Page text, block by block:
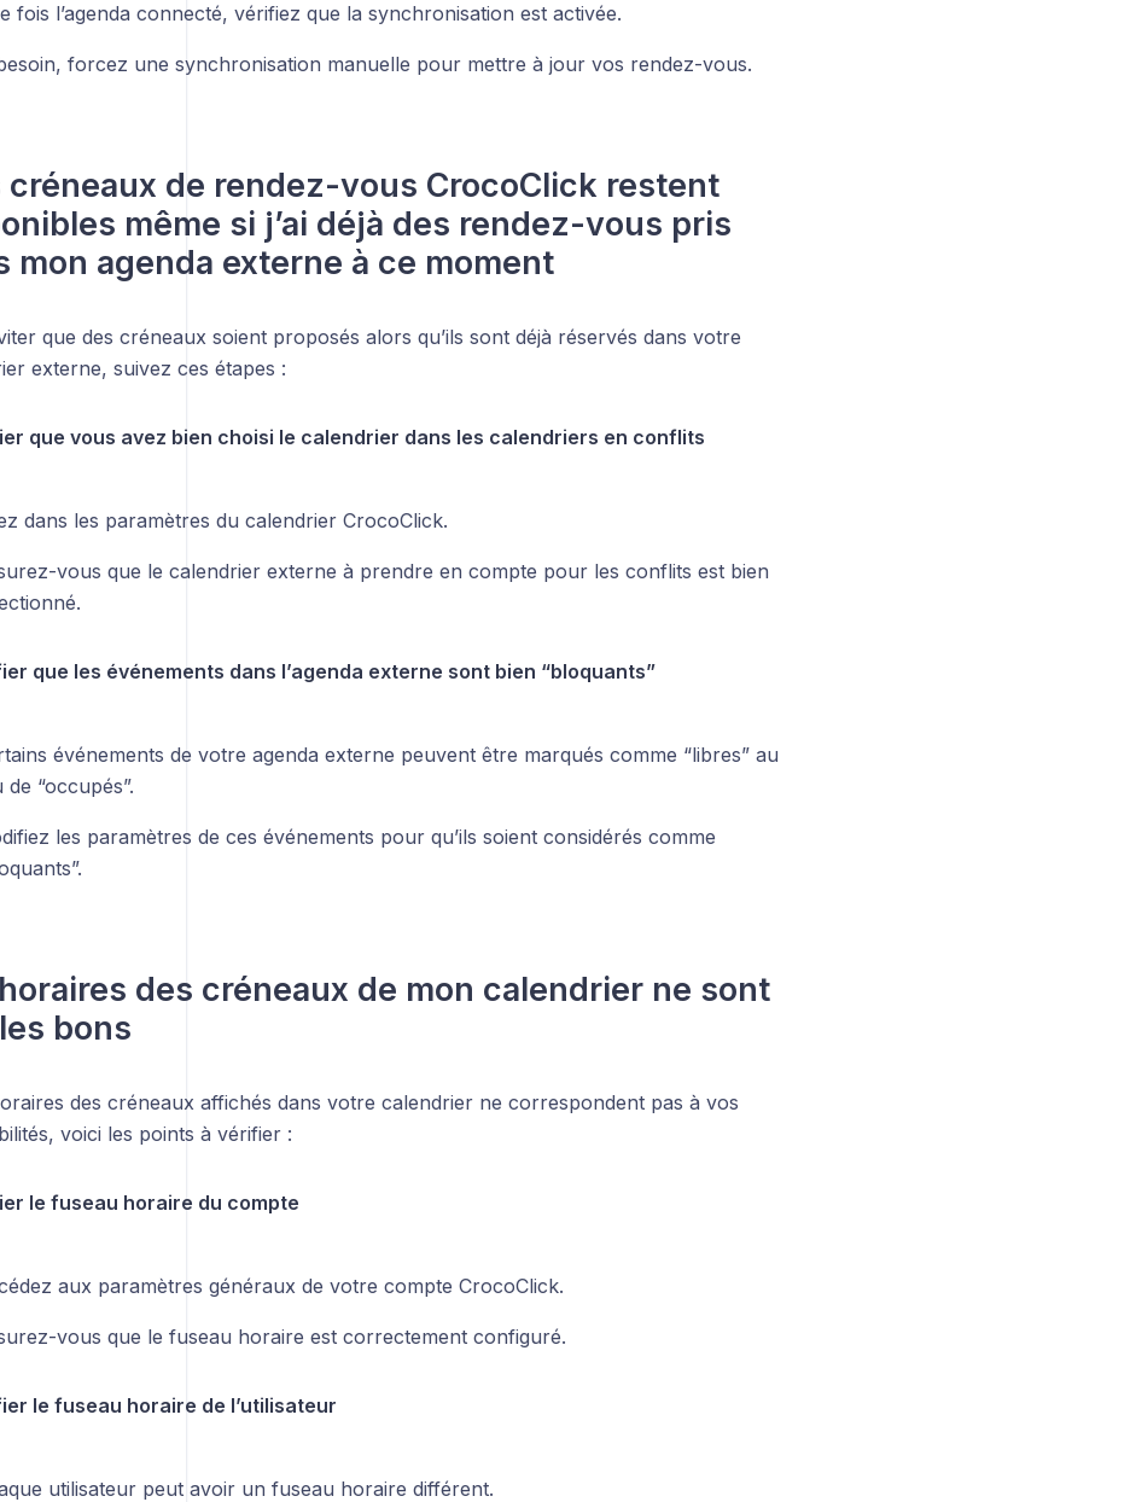
fois l’agenda connecté, vérifiez que la synchronisation est activée.
forcez une synchronisation manuelle pour mettre à jour vos rendez-vous.
créneaux de rendez-vous CrocoClick restent
même si j’ai déjà des rendez-vous pris
mon agenda externe à ce moment
que des créneaux soient proposés alors qu’ils sont déjà réservés dans votre
externe, suivez ces étapes :
que vous avez bien choisi le calendrier dans les calendriers en conflits
dans les paramètres du calendrier CrocoClick.
vous que le calendrier externe à prendre en compte pour les conflits est bien
que les événements dans l’agenda externe sont bien “bloquants”
événements de votre agenda externe peuvent être marqués comme “libres” au
de “occupés”.
les paramètres de ces événements pour qu’ils soient considérés comme
des créneaux de mon calendrier ne sont
bons
des créneaux affichés dans votre calendrier ne correspondent pas à vos
voici les points à vérifier :
le fuseau horaire du compte
aux paramètres généraux de votre compte CrocoClick.
vous que le fuseau horaire est correctement configuré.
le fuseau horaire de l’utilisateur
utilisateur peut avoir un fuseau horaire différent.